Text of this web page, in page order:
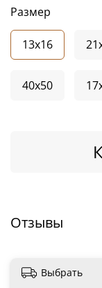
Размер
13x16
40x50
Отзывы
Выбрать